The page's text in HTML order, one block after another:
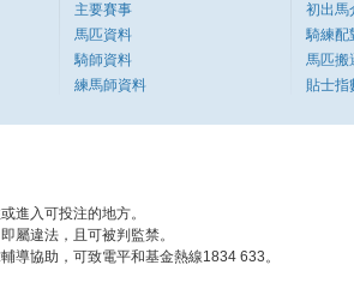
主要賽事
馬匹資料
騎師資料
練馬師資料
初出馬
騎練配
馬匹搬
貼士指
進入可投注的地方。
屬違法，且可被判監禁。
導協助，可致電平和基金熱線1834 633。